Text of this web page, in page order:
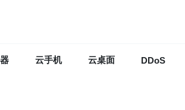
云手机 云桌面 DDoS